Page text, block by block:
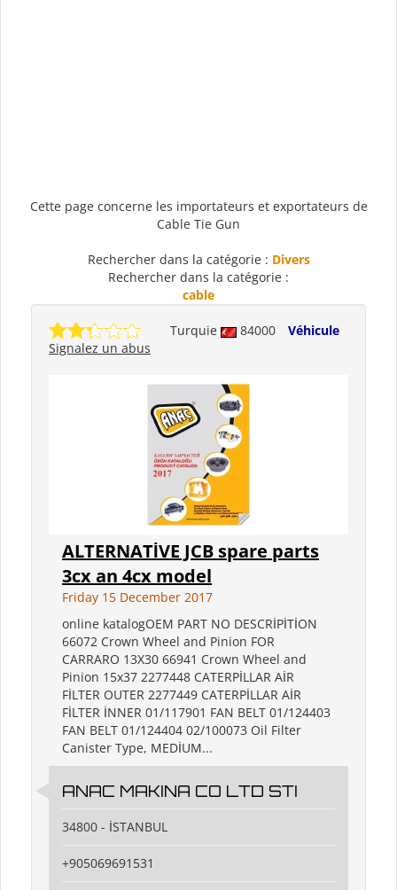
Cette page concerne les importateurs et exportateurs de
Cable Tie Gun
Rechercher dans la catégorie : Divers
Rechercher dans la catégorie :
cable
Turquie 84000
Véhicule
Signalez un abus
ALTERNATİVE JCB spare parts
3cx an 4cx model
Friday 15 December 2017
online katalogOEM PART NO DESCRİPİTİON
66072 Crown Wheel and Pinion FOR
CARRARO 13X30 66941 Crown Wheel and
Pinion 15x37 2277448 CATERPİLLAR AİR
FİLTER OUTER 2277449 CATERPİLLAR AİR
FİLTER İNNER 01/117901 FAN BELT 01/124403
FAN BELT 01/124404 02/100073 Oil Filter
Canister Type, MEDİUM...
ANAC MAKINA CO LTD STI
34800 - İSTANBUL
+905069691531